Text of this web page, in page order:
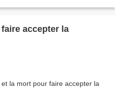
accepter la